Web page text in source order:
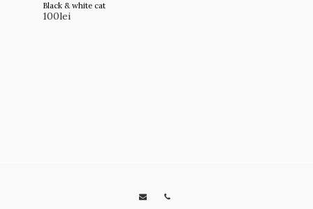
Black & white cat
100lei